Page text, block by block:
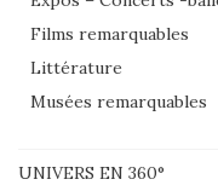
Films remarquables
Littérature
Musées remarquables
UNIVERS EN 360°